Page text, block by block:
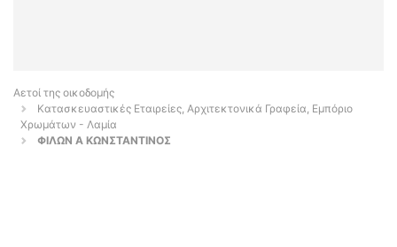
Αετοί της οικοδομής
Κατασκευαστικές Εταιρείες, Αρχιτεκτονικά Γραφεία, Εμπόριο
Χρωμάτων - Λαμία
ΦΙΛΩΝ Α ΚΩΝΣΤΑΝΤΙΝΟΣ